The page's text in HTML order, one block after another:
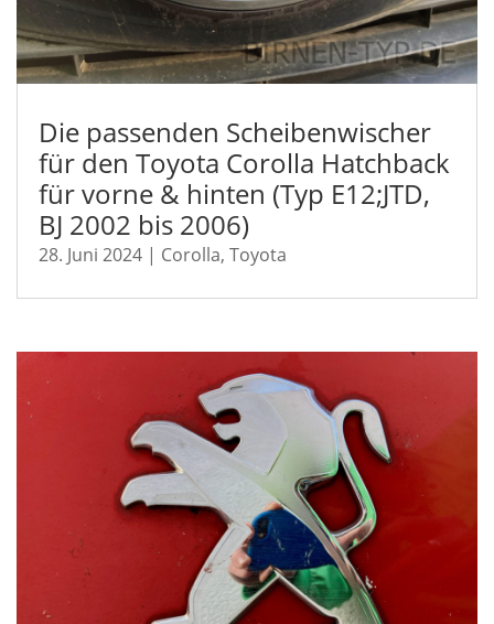
Die passenden Scheibenwischer
für den Toyota Corolla Hatchback
für vorne & hinten (Typ E12;JTD,
BJ 2002 bis 2006)
28. Juni 2024 | Corolla, Toyota